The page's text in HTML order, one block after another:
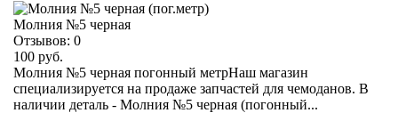
Молния №5 черная
Отзывов: 0
100 руб.
Молния №5 черная погонный метрНаш магазин
специализируется на продаже запчастей для чемоданов. В
наличии деталь - Молния №5 черная (погонный...